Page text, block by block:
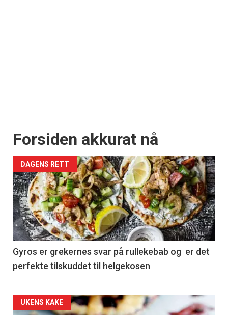
Forsiden akkurat nå
DAGENS RETT
Gyros er grekernes svar på rullekebab og er det
perfekte tilskuddet til helgekosen
Forsiden
UKENS KAKE